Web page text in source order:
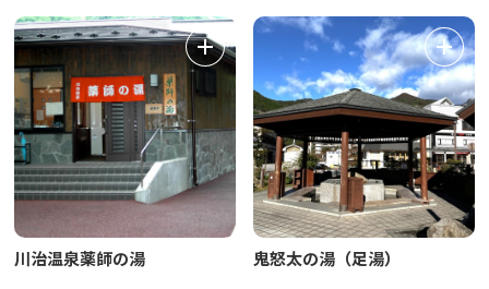
川治温泉薬師の湯 鬼怒太の湯（足湯）